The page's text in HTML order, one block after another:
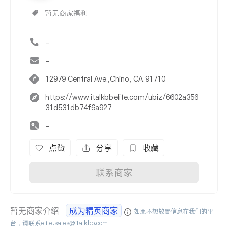
暂无商家福利
-
-
12979 Central Ave.,Chino, CA 91710
https://www.italkbbelite.com/ubiz/6602a356
31d531db74f6a927
-
点赞 分享 收藏
联系商家
暂无商家介绍 成为精英商家
如果不想放置信息在我们的平
台，请联系elite.sales@italkbb.com